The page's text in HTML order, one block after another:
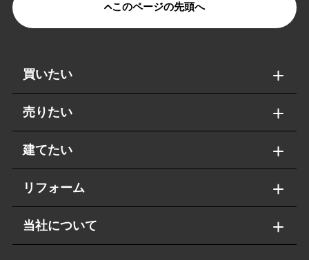
このページの先頭へ
買いたい
売りたい
建てたい
リフォーム
当社について